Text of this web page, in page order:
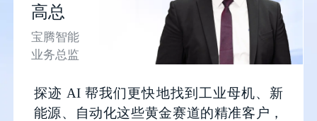
工商财税行业解决方案
的客户，在沟通之前充分了解
全方位信息，提升销售成单率
高总
宝腾智能
业务总监
探迹 AI 帮我们更快地找到工业母机、新
能源、自动化这些黄金赛道的精准客户，